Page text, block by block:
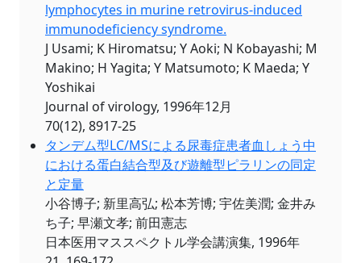
lymphocytes in murine retrovirus-induced
immunodeficiency syndrome.
J Usami; K Hiromatsu; Y Aoki; N Kobayashi; M
Makino; H Yagita; Y Matsumoto; K Maeda; Y
Yoshikai
Journal of virology, 1996年12月
70(12), 8917-25
タンデム型LC/MSによる尿毒症患者血しょう中
における蛋白結合型及び遊離型ピラリンの同定
と定量
小谷博子; 新里高弘; 松本芳博; 宇佐美潤; 金井み
ち子; 早瀬文孝; 前田憲志
日本医用マススペクトル学会講演集, 1996年